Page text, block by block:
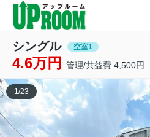
シングル 空室1
4.6万円 管理/共益費 4,500円
1/23